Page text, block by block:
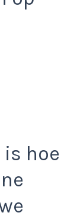
hoe